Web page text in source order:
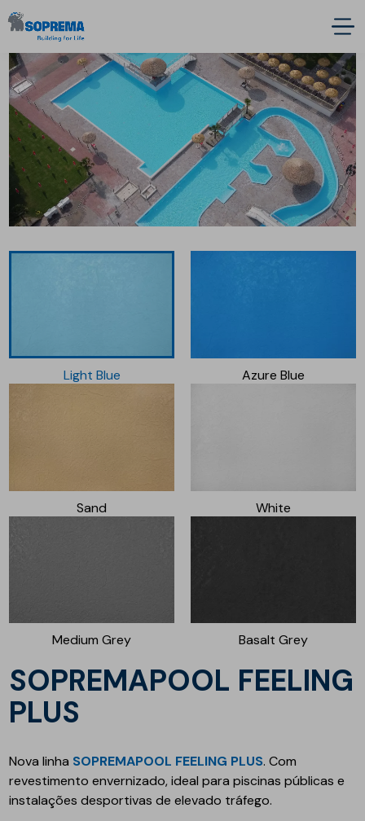
Light Blue Azure Blue
Sand White
Medium Grey Basalt Grey
SOPREMAPOOL FEELING
PLUS
Nova linha SOPREMAPOOL FEELING PLUS. Com
revestimento envernizado, ideal para piscinas públicas e
instalações desportivas de elevado tráfego.